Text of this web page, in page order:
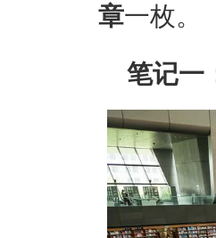
章一枚。
笔记一